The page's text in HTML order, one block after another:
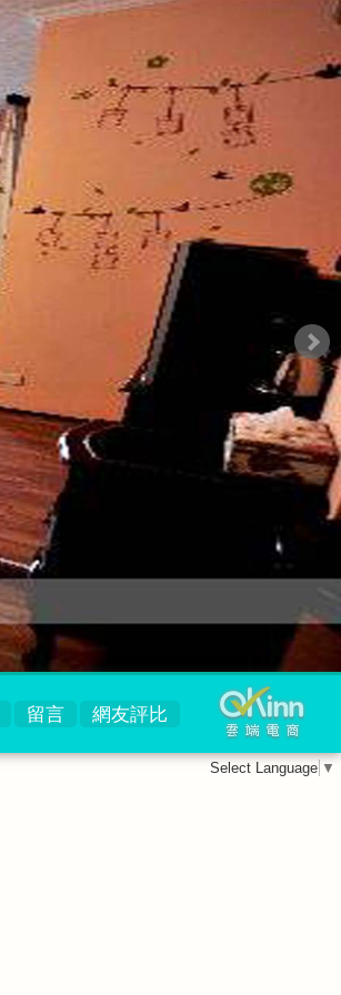
留言 網友評比
Select Language ▼